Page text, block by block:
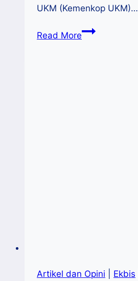
UKM (Kemenkop UKM)…
Read MoreAsdep
Artikel dan Opini Ekbis